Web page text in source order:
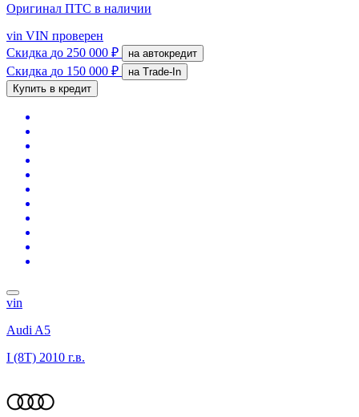
Оригинал ПТС в наличии
vin VIN проверен
Скидка до 250 000 ₽ на автокредит
Скидка до 150 000 ₽
на Trade-In
Купить в кредит
vin
Audi A5
I (8T) 2010 г.в.